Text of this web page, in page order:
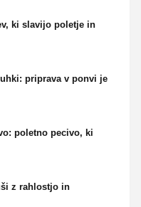
ki slavijo poletje in
priprava v ponvi je
poletno pecivo, ki
z rahlostjo in